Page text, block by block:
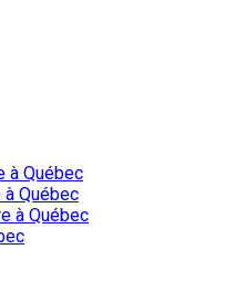
à Québec
à Québec
à Québec